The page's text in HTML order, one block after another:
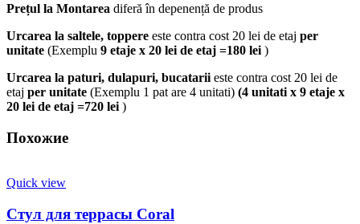
Prețul la Montarea diferă în depenență de produs
Urcarea la saltele, toppere este contra cost 20 lei de etaj per
unitate (Exemplu 9 etaje x 20 lei de etaj =180 lei )
Urcarea la paturi, dulapuri, bucatarii este contra cost 20 lei de
etaj per unitate (Exemplu 1 pat are 4 unitati) (4 unitati x 9 etaje x
20 lei de etaj =720 lei )
Похожие
Quick view
Стул для террасы Coral